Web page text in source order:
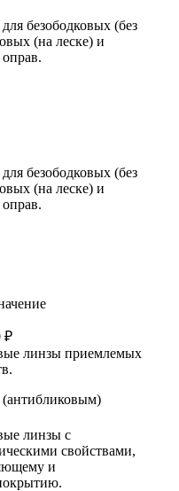
безободковых (без
(на леске) и
безободковых (без
(на леске) и
₽
линзы приемлемых
линзы с
свойствами,
и